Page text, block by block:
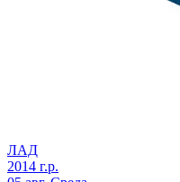
ЛАД
2014 г.р.